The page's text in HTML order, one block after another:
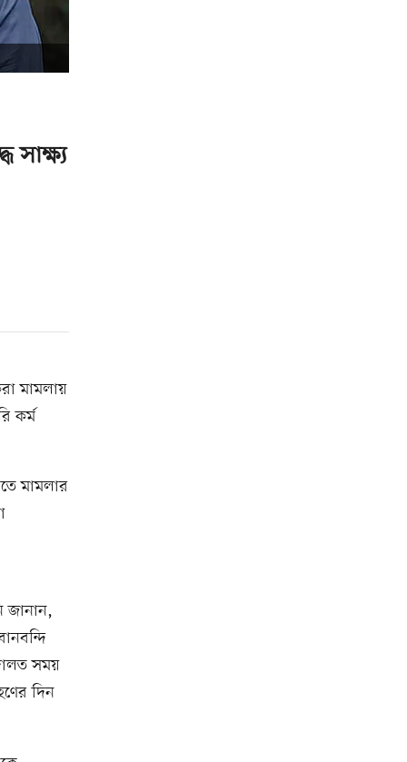
সাক্ষ্য
মামলায়
কর্ম
মামলার
জানান,
সময়
দিন